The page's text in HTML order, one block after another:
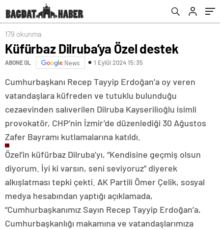
179 okunma
Küfürbaz Dilruba’ya Özel destek
ABONE OL News 1 Eylül 2024 15:35
Cumhurbaşkanı Recep Tayyip Erdoğan’a oy veren
vatandaşlara küfreden ve tutuklu bulunduğu
cezaevinden salıverilen Dilruba Kayserilioğlu isimli
provokatör, CHP’nin İzmir’de düzenlediği 30 Ağustos
Zafer Bayramı kutlamalarına katıldı.
Özel’in küfürbaz Dilruba’yı, “Kendisine geçmiş olsun
diyorum. İyi ki varsın, seni seviyoruz” diyerek
alkışlatması tepki çekti. AK Partili Ömer Çelik, sosyal
medya hesabından yaptığı açıklamada,
“Cumhurbaşkanımız Sayın Recep Tayyip Erdoğan’a,
Cumhurbaşkanlığı makamına ve vatandaşlarımıza